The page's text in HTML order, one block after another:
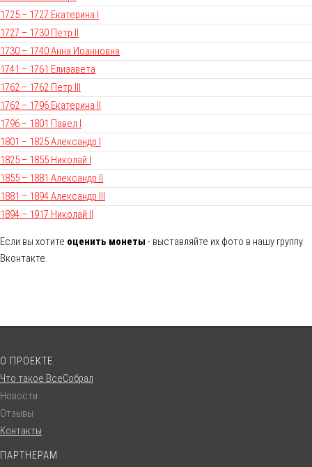
1725 – 1727 Екатерина I
1727 – 1730 Петр II
1730 – 1740 Анна Иоанновна
1741 – 1761 Елизавета
1762 – 1762 Петр III
1762 – 1796 Екатерина II
1796 – 1801 Павел I
1801 – 1825 Александр I
1825 – 1855 Николай I
1855 – 1881 Александр II
1881 – 1894 Александр III
1894 – 1917 Николай II
Если вы хотите оценить монеты - выставляйте их фото в нашу группу
Вконтакте.
О ПРОЕКТЕ
Что такое ВсеСобрал
Новости
Отзывы
Контакты
ПАРТНЕРАМ